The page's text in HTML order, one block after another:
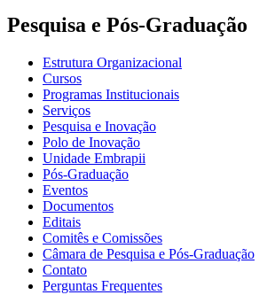
Pesquisa e Pós-Graduação
Estrutura Organizacional
Cursos
Programas Institucionais
Serviços
Pesquisa e Inovação
Polo de Inovação
Unidade Embrapii
Pós-Graduação
Eventos
Documentos
Editais
Comitês e Comissões
Câmara de Pesquisa e Pós-Graduação
Contato
Perguntas Frequentes